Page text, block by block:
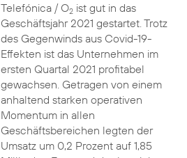
Telefónica / O2ist gut in das
Geschäftsjahr 2021 gestartet. Trotz
des Gegenwinds aus Covid-19-
Effekten ist das Unternehmen im
ersten Quartal 2021 profitabel
gewachsen. Getragen von einem
anhaltend starken operativen
Momentum in allen
Geschäftsbereichen legten der
Umsatz um 0,2 Prozent auf 1,85